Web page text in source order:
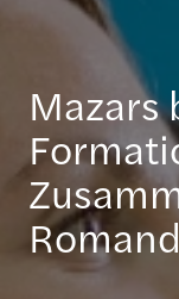
Mazars